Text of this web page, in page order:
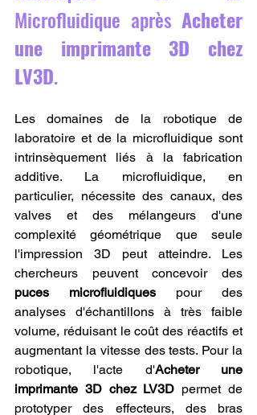
Microfluidique après Acheter
une imprimante 3D chez
LV3D.
Les domaines de la robotique de
laboratoire et de la microfluidique sont
intrinsèquement liés à la fabrication
additive. La microfluidique, en
particulier, nécessite des canaux, des
valves et des mélangeurs d'une
complexité géométrique que seule
l'impression 3D peut atteindre. Les
puces microfluidiques pour des
analyses d'échantillons à très faible
volume, réduisant le coût des réactifs et
augmentant la vitesse des tests. Pour la
robotique, l'acte d'Acheter une
imprimante 3D chez LV3D permet de
prototyper des effecteurs, des bras